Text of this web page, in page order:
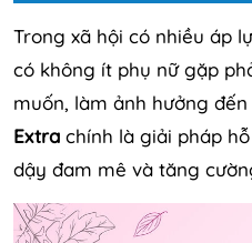
Trong xã hội có nhiều áp
có không ít phụ nữ gặp
muốn, làm ảnh hưởng
Extra chính là giải pháp
dậy đam mê và tăng